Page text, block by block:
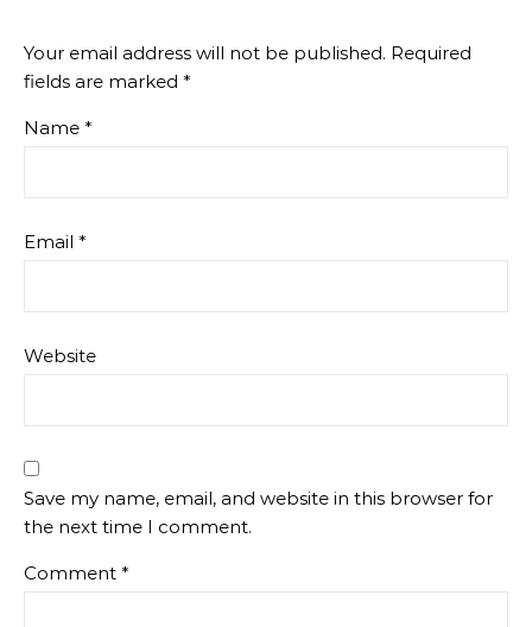
Your email address will not be published. Required
fields are marked *
Name *
Email *
Website
Save my name, email, and website in this browser for
the next time I comment.
Comment *